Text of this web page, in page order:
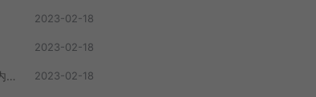
2023-02-18
2023-02-18
手游套装素材 衣服武器首饰套装 武器 衣服 动态内观特效 首饰无动态 2023-02-18